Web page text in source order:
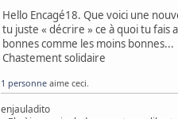
Hello Encagé18. Que voici une
tu juste « décrire » ce à quoi tu fais
bonnes comme les moins bonnes...
Chastement solidaire
1 personne aime ceci.
enjauladito